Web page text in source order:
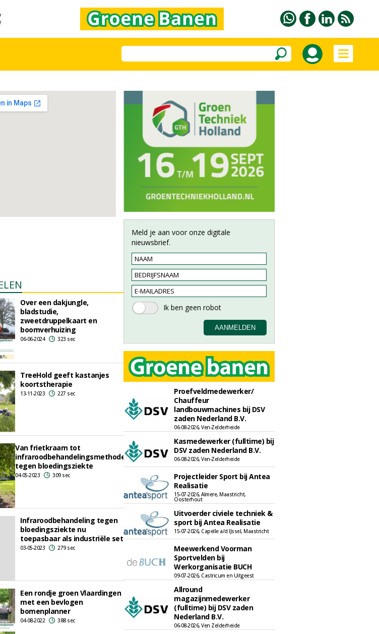
Over een dakjungle,
bladstudie,
zweetdruppelkaart en
boomverhuizing
06-06-2024 323 sec
TreeHold geeft kastanjes
koortstherapie
13-11-2023 227 sec
Van frietkraam tot
infraroodbehandelingsmethode
tegen bloedingsziekte
04-05-2023 309 sec
Infraroodbehandeling tegen
bloedingsziekte nu
toepasbaar als industriële set
03-05-2023 279 sec
Een rondje groen Vlaardingen
met een bevlogen
bomenplanner
04-08-2022 388 sec
Meld je aan voor onze digitale
nieuwsbrief.
Proefveldmedewerker/
Chauffeur
landbouwmachines bij DSV
zaden Nederland B.V.
06-08-2026, Ven-Zelderheide
Kasmedewerker (fulltime) bij
DSV zaden Nederland B.V.
06-08-2026, Ven-Zelderheide
Projectleider Sport bij Antea
Realisatie
15-07-2026, Almere, Maastricht,
Oosterhout
Uitvoerder civiele techniek &
sport bij Antea Realisatie
15-07-2026, Capelle a/d IJssel, Maastricht
Meewerkend Voorman
Sportvelden bij
Werkorganisatie BUCH
09-07-2026, Castricum en Uitgeest
Allround
magazijnmedewerker
(fulltime) bij DSV zaden
Nederland B.V.
06-08-2026, Ven Zelderheide